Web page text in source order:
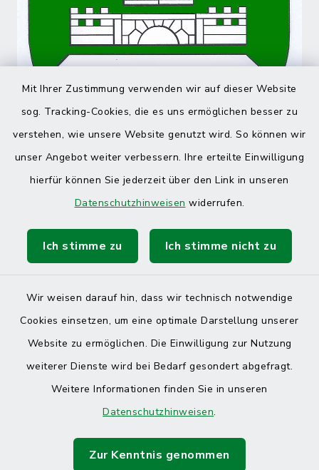
Mit Ihrer Zustimmung verwenden wir auf dieser Website
sog. Tracking-Cookies, die es uns ermöglichen besser zu
verstehen, wie unsere Website genutzt wird. So können wir
unser Angebot weiter verbessern. Ihre erteilte Einwilligung
hierfür können Sie jederzeit über den Link in unseren
Datenschutzhinweisen widerrufen.
Ich stimme zu Ich stimme nicht zu
Wir weisen darauf hin, dass wir technisch notwendige
Cookies einsetzen, um eine optimale Darstellung unserer
Website zu ermöglichen. Die Einwilligung zur Nutzung
weiterer Dienste wird bei Bedarf gesondert abgefragt.
Weitere Informationen finden Sie in unseren
Datenschutzhinweisen.
Zur Kenntnis genommen
Kontakt
Datenschutz
Impressum
Sitemap
Cookie-Einstellungen